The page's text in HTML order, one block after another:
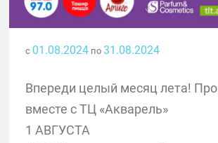
с 01.08.2024по 31.08.2024
Впереди целый месяц лета!
вместе с ТЦ «Акварель»
1 АВГУСТА